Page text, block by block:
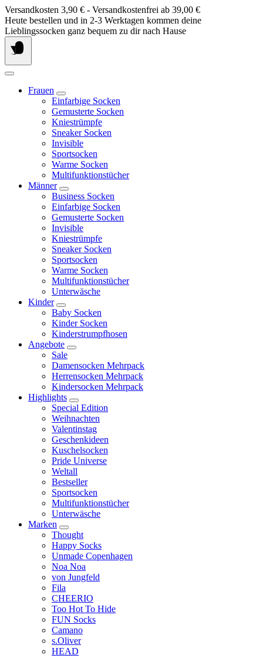
Springe
zum
Inhalt
Versandkosten 3,90 € - Versandkostenfrei ab 39,00 €
Heute bestellen und in 2-3 Werktagen kommen deine
Lieblingssocken ganz bequem zu dir nach Hause
Frauen
Einfarbige Socken
Gemusterte Socken
Kniestrümpfe
Sneaker Socken
Invisible
Sportsocken
Warme Socken
Multifunktionstücher
Männer
Business Socken
Einfarbige Socken
Gemusterte Socken
Invisible
Kniestrümpfe
Sneaker Socken
Sportsocken
Warme Socken
Multifunktionstücher
Unterwäsche
Kinder
Baby Socken
Kinder Socken
Kinderstrumpfhosen
Angebote
Sale
Damensocken Mehrpack
Herrensocken Mehrpack
Kindersocken Mehrpack
Highlights
Special Edition
Weihnachten
Valentinstag
Geschenkideen
Kuschelsocken
Pride Universe
Weltall
Bestseller
Sportsocken
Multifunktionstücher
Unterwäsche
Marken
Thought
Happy Socks
Unmade Copenhagen
Noa Noa
von Jungfeld
Fila
CHEERIO
Too Hot To Hide
FUN Socks
Camano
s.Oliver
HEAD